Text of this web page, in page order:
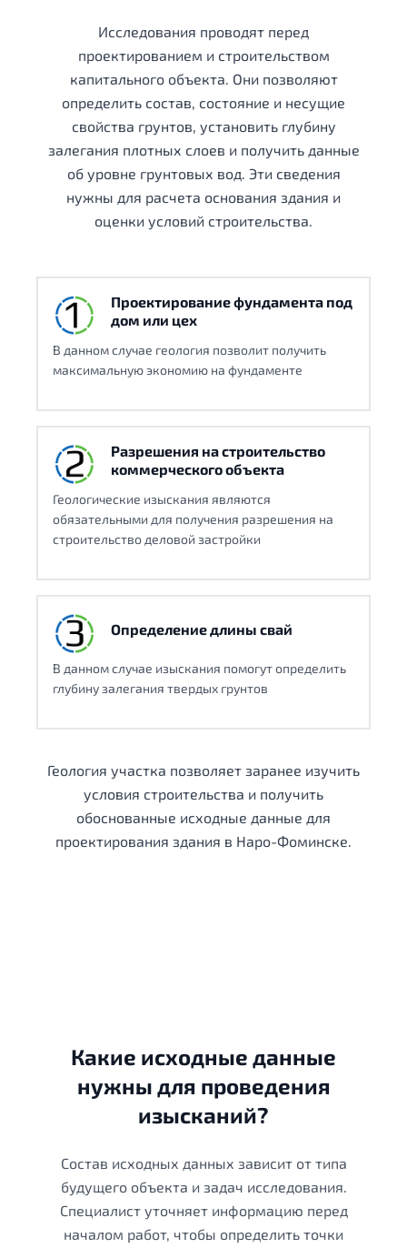
Исследования проводят перед
проектированием и строительством
капитального объекта. Они позволяют
определить состав, состояние и несущие
свойства грунтов, установить глубину
залегания плотных слоев и получить данные
об уровне грунтовых вод. Эти сведения
нужны для расчета основания здания и
оценки условий строительства.
Проектирование фундамента под
дом или цех
В данном случае геология позволит получить
максимальную экономию на фундаменте
Разрешения на строительство
коммерческого объекта
Геологические изыскания являются
обязательными для получения разрешения на
строительство деловой застройки
Определение длины свай
В данном случае изыскания помогут определить
глубину залегания твердых грунтов
Геология участка позволяет заранее изучить
условия строительства и получить
обоснованные исходные данные для
проектирования здания в Наро-Фоминске.
Какие исходные данные
нужны для проведения
изысканий?
Состав исходных данных зависит от типа
будущего объекта и задач исследования.
Специалист уточняет информацию перед
началом работ, чтобы определить точки